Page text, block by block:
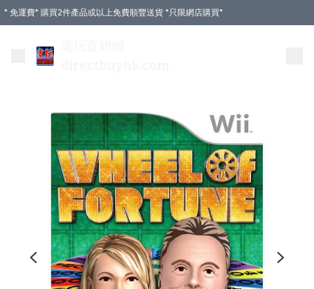
* 免運費* 購買2件產品或以上免費順豐送貨 *只限網店購買*